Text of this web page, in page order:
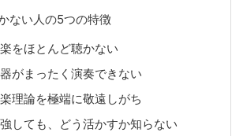
ない人の5つの特徴
をほとんど聴かない
がまったく演奏できない
理論を極端に敬遠しがち
しても、どう活かすか知らない